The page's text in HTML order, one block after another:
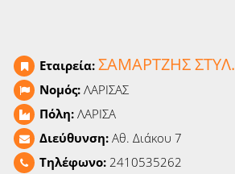
Εταιρεία: ΣΑΜΑΡΤΖΗΣ ΣΤΥΛ.
Νομός: ΛΑΡΙΣΑΣ
Πόλη: ΛΑΡΙΣΑ
Διεύθυνση: Αθ. Διάκου 7
Τηλέφωνο: 2410535262